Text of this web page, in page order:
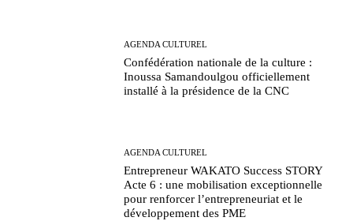
AGENDA CULTUREL
Confédération nationale de la culture :
Inoussa Samandoulgou officiellement
installé à la présidence de la CNC
AGENDA CULTUREL
Entrepreneur WAKATO Success STORY
Acte 6 : une mobilisation exceptionnelle
pour renforcer l’entrepreneuriat et le
développement des PME